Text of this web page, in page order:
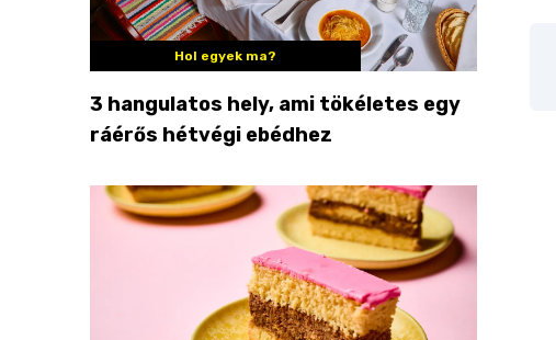
Hol egyek ma?
3 hangulatos hely, ami tökéletes egy
ráérős hétvégi ebédhez